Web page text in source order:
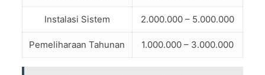
Instalasi Sistem 2.000.000 – 5.000.000
Pemeliharaan Tahunan 1.000.000 – 3.000.000